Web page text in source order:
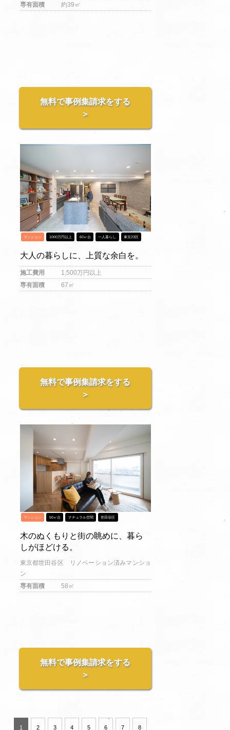
専有面積
約39㎡
無料で事例集請求をする
＞
マンション 1000万円以上 60㎡台 一人暮らし 東京23区
大人の暮らしに、上質な余白を。
施工費用
1,500万円以上
専有面積
67㎡
無料で事例集請求をする
＞
マンション 50㎡台 ナチュラル空間 世田谷区
木のぬくもりと街の眺めに、暮ら
しがほどける。
東京都世田谷区 リノベーション済みマンショ
ン
専有面積
58㎡
無料で事例集請求をする
＞
1 2 3 4 5 6 7 8